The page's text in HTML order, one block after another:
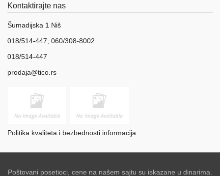
Kontaktirajte nas
Šumadijska 1 Niš
018/514-447; 060/308-8002
018/514-447
prodaja@tico.rs
Politika kvaliteta i bezbednosti informacija
Poštovani posetioci, cene na našem sajtu su iskazane u dinarima.